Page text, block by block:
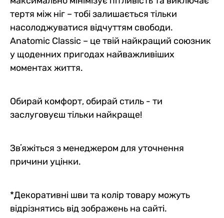
тертя між ніг – тобі залишається тільки
насолоджуватися відчуттям свободи.
Anatomic Classic – це твій найкращий союзник
у щоденних пригодах найважливіших
моментах життя.
Обирай комфорт, обирай стиль - ти
заслуговуєш тільки найкраще!
Звʼяжіться з менеджером для уточнення
причини уцінки.
*Декоративні шви та колір товару можуть
відрізнятись від зображень на сайті.